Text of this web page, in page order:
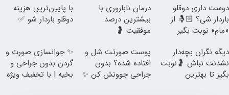
دوست داری دوقلو
باردار شی؟ 🤱🏻 از
«مام» نوبت بگیر
درمان ناباروری با
بیشترین درصد
موفقیت 🤰
با پایین‌ترین هزینه
دوقلو باردار شو ✅
دیگه نگران بچه‌دار
نشدنت نباش 🤰نوبت
بگیر تا بهترین
پوست صورتت شل و
افتاده شده؟ بدون
جراحی جوونش کن ✨
✨ جوانسازی صورت و
گردن بدون جراحی و
بخیه | با تخفیف ویژه